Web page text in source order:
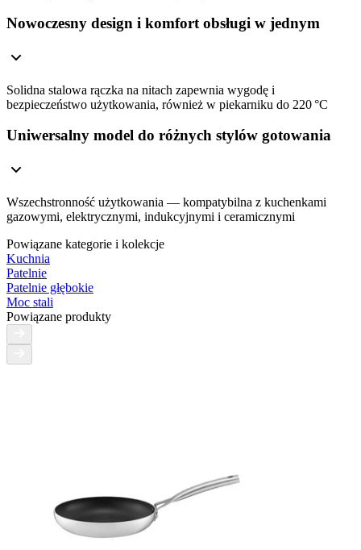
Nowoczesny design i komfort obsługi w jednym
Solidna stalowa rączka na nitach zapewnia wygodę i
bezpieczeństwo użytkowania, również w piekarniku do 220 °C
Uniwersalny model do różnych stylów gotowania
Wszechstronność użytkowania — kompatybilna z kuchenkami
gazowymi, elektrycznymi, indukcyjnymi i ceramicznymi
Powiązane kategorie i kolekcje
Kuchnia
Patelnie
Patelnie głębokie
Moc stali
Powiązane produkty